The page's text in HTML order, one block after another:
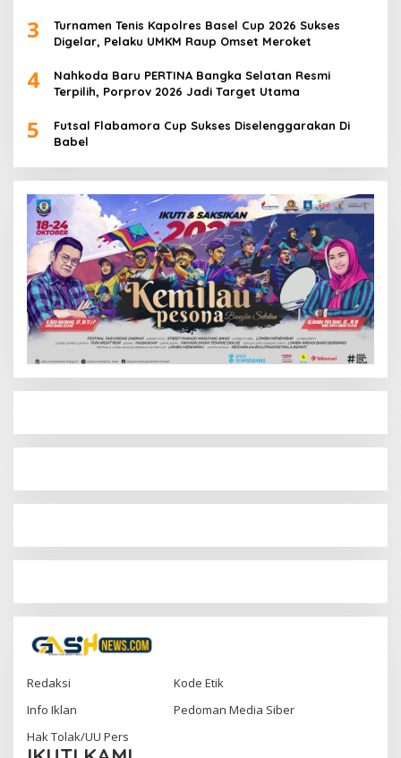
3
Turnamen Tenis Kapolres Basel Cup 2026 Sukses
Digelar, Pelaku UMKM Raup Omset Meroket
4
Nahkoda Baru PERTINA Bangka Selatan Resmi
Terpilih, Porprov 2026 Jadi Target Utama
5
Futsal Flabamora Cup Sukses Diselenggarakan Di
Babel
Redaksi
Kode Etik
Info Iklan
Pedoman Media Siber
Hak Tolak/UU Pers